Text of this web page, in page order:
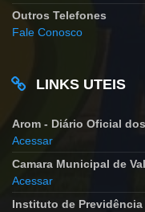
Outros Telefones
Fale Conosco
LINKS UTEIS
Arom - Diário Oficial
Acessar
Camara Municipal de
Acessar
Instituto de Previdência